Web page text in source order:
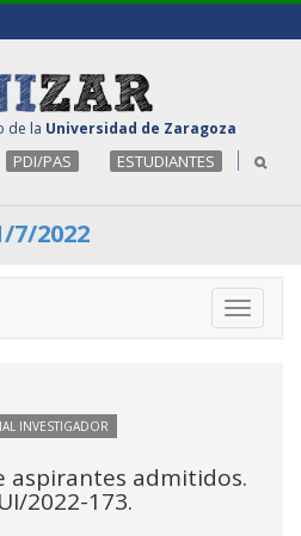
de la Universidad de Zaragoza
PDI/PAS ESTUDIANTES
7/2022
Toggle
INVESTIGADOR
aspirantes admitidos.
2022-173.